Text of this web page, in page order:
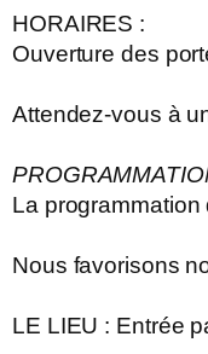
HORAIRES :
Ouverture des
Attendez-vous à
La
Nous favorisons
LE LIEU : Entrée